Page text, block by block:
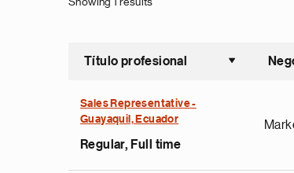
Título profesional
Sales Representative -
Guayaquil, Ecuador
Regular, Full time